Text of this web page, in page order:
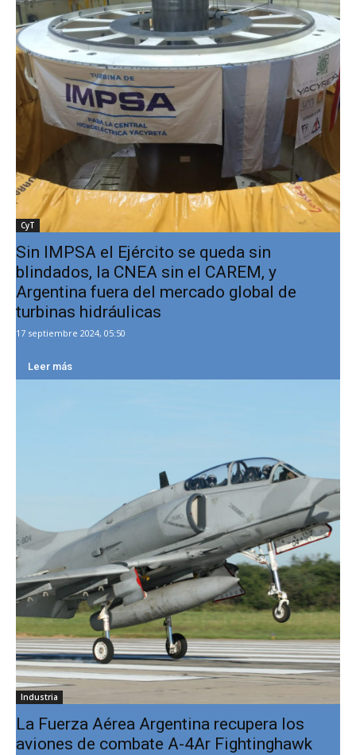
CyT
Sin IMPSA el Ejército se queda sin
blindados, la CNEA sin el CAREM, y
Argentina fuera del mercado global de
turbinas hidráulicas
17 septiembre 2024, 05:50
Leer más
Industria
La Fuerza Aérea Argentina recupera los
aviones de combate A-4Ar Fightinghawk